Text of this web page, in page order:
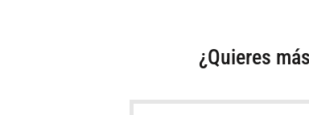
¿Quieres